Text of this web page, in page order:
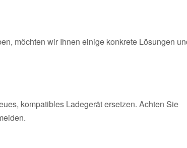
möchten wir Ihnen einige konkrete Lösungen
kompatibles Ladegerät ersetzen. Achten Sie